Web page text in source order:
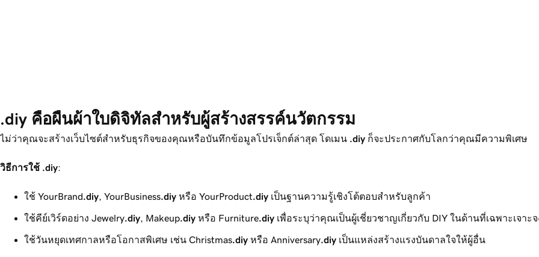
.diy คือผืนผ้าใบดิจิทัลสำหรับผู้สร้างสรรค์นวัตกรรม
ไม่ว่าคุณจะสร้างเว็บไซต์สำหรับธุรกิจของคุณหรือบันทึกข้อมูลโปรเจ็กต์ล่าสุด โดเมน .diy ก็จะประกาศกับโลกว่าคุณมีความพิเศษ
วิธีการใช้ .diy:
ใช้ YourBrand.diy , YourBusiness.diy หรือ YourProduct.diy เป็นฐานความรู้เชิงโต้ตอบสำหรับลูกค้า
ใช้คีย์เวิร์ดอย่าง Jewelry.diy , Makeup.diy หรือ Furniture.diy เพื่อระบุว่าคุณเป็นผู้เชี่ยวชาญเกี่ยวกับ DIY ในด้านที่เฉพาะเจาะจ
ใช้วันหยุดเทศกาลหรือโอกาสพิเศษ เช่น Christmas.diy หรือ Anniversary.diy เป็นแหล่งสร้างแรงบันดาลใจให้ผู้อื่น